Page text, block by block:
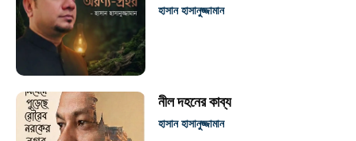
হাসান হাসানুজ্জামান
নীল দহনের কাব্য
হাসান হাসানুজ্জামান